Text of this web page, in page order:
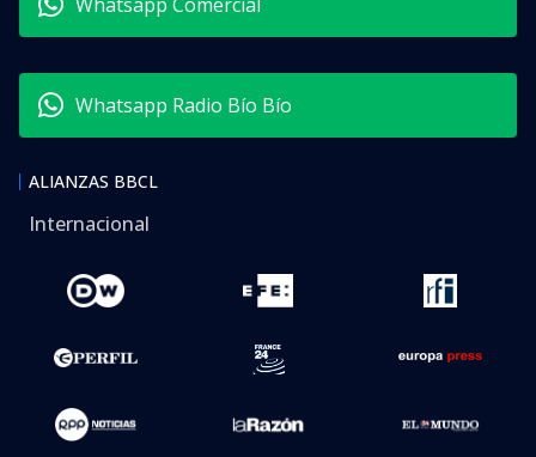
Whatsapp Radio Bío Bío
ALIANZAS BBCL
Internacional